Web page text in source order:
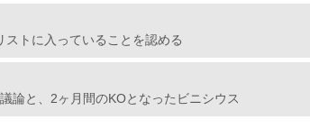
トに入っていることを認める
論と、2ヶ月間のKOとなったビニシウス